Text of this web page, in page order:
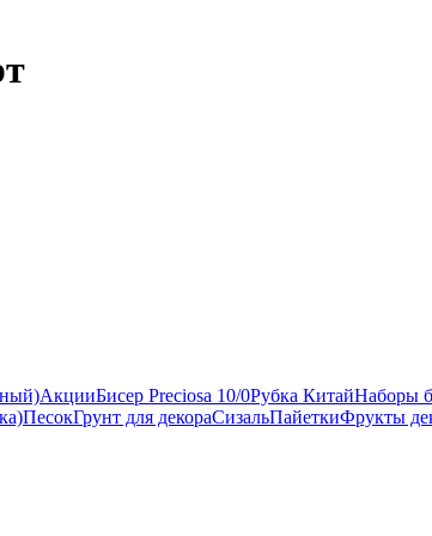
АкцииБисер Preciosa 10/0Рубка КитайНаборы
ПесокГрунт для декораСизальПайеткиФрукты